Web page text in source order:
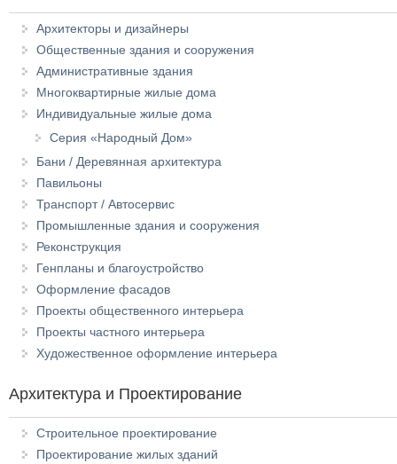
Архитекторы и дизайнеры
Общественные здания и сооружения
Административные здания
Многоквартирные жилые дома
Индивидуальные жилые дома
Серия «Народный Дом»
Бани / Деревянная архитектура
Павильоны
Транспорт / Автосервис
Промышленные здания и сооружения
Реконструкция
Генпланы и благоустройство
Оформление фасадов
Проекты общественного интерьера
Проекты частного интерьера
Художественное оформление интерьера
Архитектура и Проектирование
Строительное проектирование
Проектирование жилых зданий